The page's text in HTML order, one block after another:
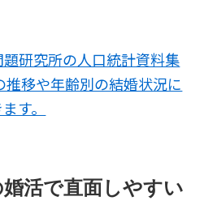
研究所の人口統計資料集
移や年齢別の結婚状況に
す。
活で直面しやすい